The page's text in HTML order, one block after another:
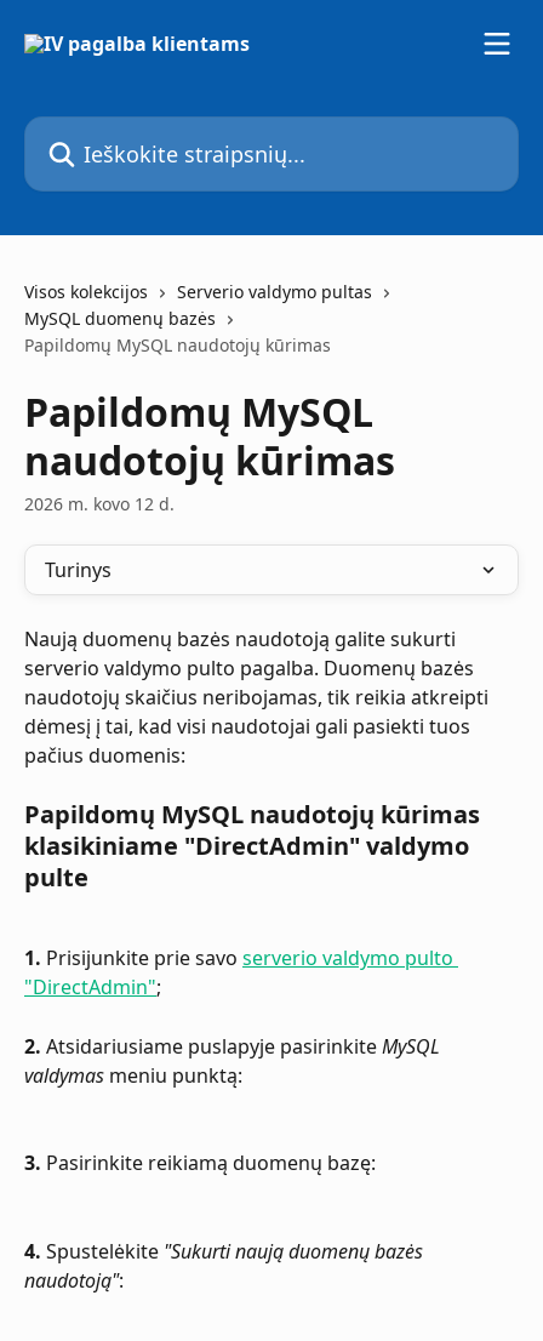
Ieškokite straipsnių...
Visos kolekcijos
Serverio valdymo pultas
MySQL duomenų bazės
Papildomų MySQL naudotojų kūrimas
Papildomų MySQL
naudotojų kūrimas
2026 m. kovo 12 d.
Turinys
Naują duomenų bazės naudotoją galite sukurti
serverio valdymo pulto pagalba. Duomenų bazės
naudotojų skaičius neribojamas, tik reikia atkreipti
dėmesį į tai, kad visi naudotojai gali pasiekti tuos
pačius duomenis:
Papildomų MySQL naudotojų kūrimas
klasikiniame "DirectAdmin" valdymo
pulte
1. Prisijunkite prie savo serverio valdymo pulto
"DirectAdmin";
2. Atsidariusiame puslapyje pasirinkite MySQL
valdymas meniu punktą:
3. Pasirinkite reikiamą duomenų bazę:
4. Spustelėkite "Sukurti naują duomenų bazės
naudotoją":